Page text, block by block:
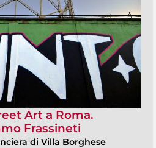
Art a Roma.
Frassineti
di Villa Borghese